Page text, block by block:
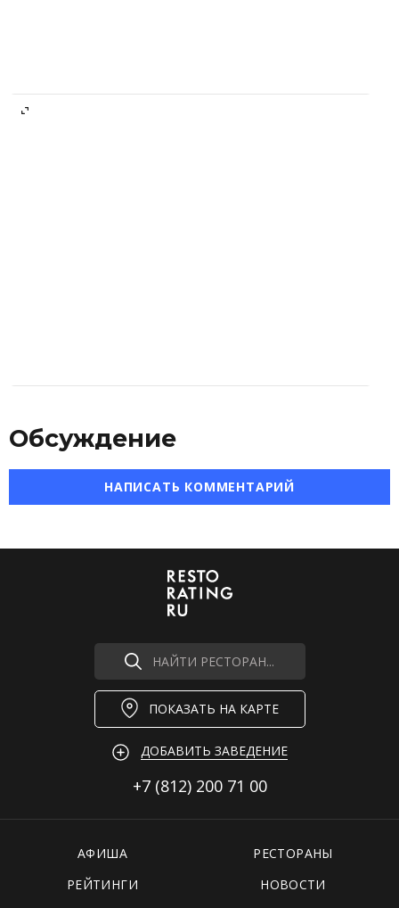
Обсуждение
НАПИСАТЬ КОММЕНТАРИЙ
НАЙТИ РЕСТОРАН...
ПОКАЗАТЬ НА КАРТЕ
ДОБАВИТЬ ЗАВЕДЕНИЕ
+7 (812) 200 71 00
АФИША
РЕСТОРАНЫ
РЕЙТИНГИ
НОВОСТИ